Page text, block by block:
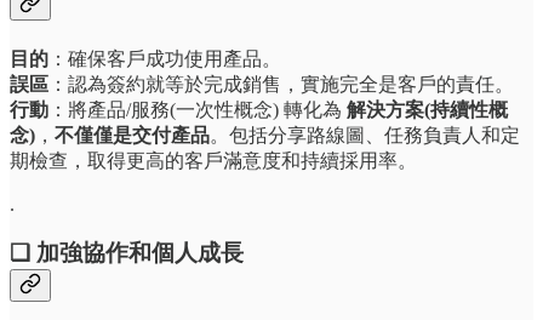
目的 ：確保客戶成功使用產品。
誤區 ：認為簽約就等於完成銷售，實施完全是客戶的責任。
行動 ：將產品/服務(一次性概念) 轉化為 解決方案(持續性概
念) ， 不僅僅是交付產品。包括分享路線圖、任務負責人和定
期檢查，取得更高的客戶滿意度和持續採用率。
.
❏ 加強協作和個人成長